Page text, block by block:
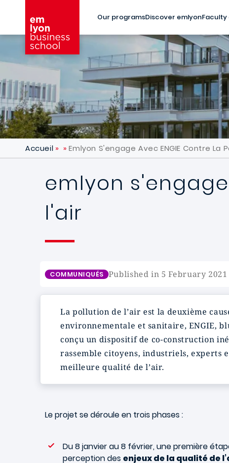
Our programsDiscover emlyonFaculty
Accueil Emlyon S'engage Avec ENGIE Contre La
emlyon
l'air
COMMUNIQUÉS Published in 5 February 2021
La pollution de l’air est la deuxième
environnementale et sanitaire, ENGIE,
conçu un dispositif de co-construction
rassemble citoyens, industriels, experts
meilleure qualité de l’air.
Le projet se déroule en trois phases :
Du 8 janvier au 8 février, une première
perception des enjeux de la qualité de